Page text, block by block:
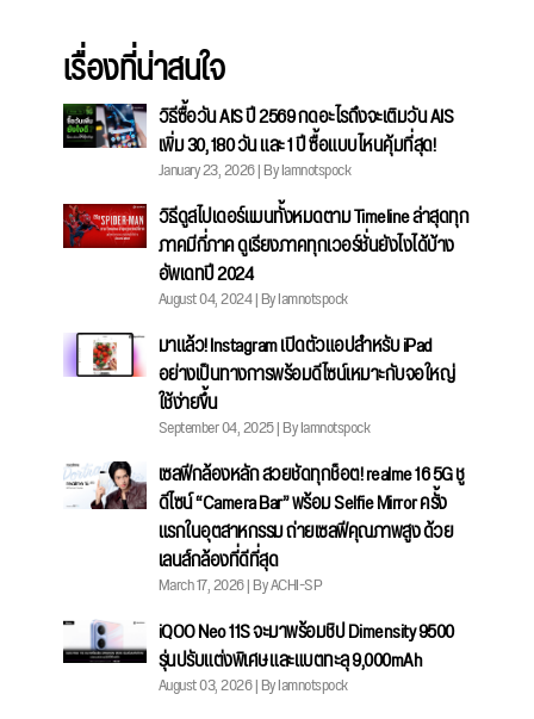
เรื่องที่น่าสนใจ
วิธีซื้อวัน AIS ปี 2569 กดอะไรถึงจะเติมวัน AIS
เพิ่ม 30, 180 วัน และ 1 ปี ซื้อแบบไหนคุ้มที่สุด!
January 23, 2026 | By Iamnotspock
วิธีดูสไปเดอร์แมนทั้งหมดตาม Timeline ล่าสุดทุก
ภาคมีกี่ภาค ดูเรียงภาคทุกเวอร์ชั่นยังไงได้บ้าง
อัพเดทปี 2024
August 04, 2024 | By Iamnotspock
มาแล้ว! Instagram เปิดตัวแอปสำหรับ iPad
อย่างเป็นทางการพร้อมดีไซน์เหมาะกับจอใหญ่
ใช้ง่ายขึ้น
September 04, 2025 | By Iamnotspock
เซลฟีกล้องหลัก สวยชัดทุกช็อต! realme 16 5G ชู
ดีไซน์ “Camera Bar” พร้อม Selfie Mirror ครั้ง
แรกในอุตสาหกรรม ถ่ายเซลฟีคุณภาพสูง ด้วย
เลนส์กล้องที่ดีที่สุด
March 17, 2026 | By ACHI-SP
iQOO Neo 11S จะมาพร้อมชิป Dimensity 9500
รุ่นปรับแต่งพิเศษ และแบตทะลุ 9,000mAh
August 03, 2026 | By Iamnotspock